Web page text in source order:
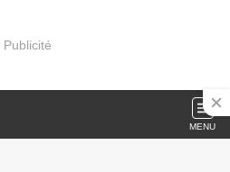
Publicité
MENU